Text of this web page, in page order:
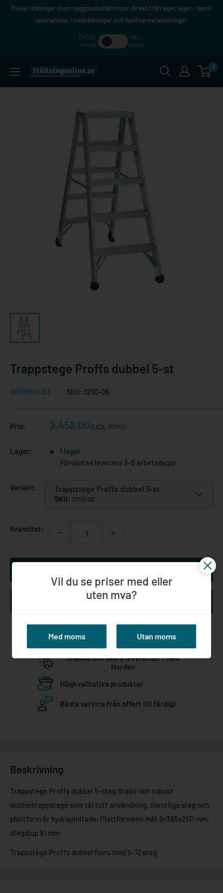
HoppaPaket lösningar inom byggnadsställningar direkt från eget lager - samt
specialister i rullställningar och hantverkarställningar
EKSKL.
MOMS
INKL.
MOMS
Ställningonline.se
0
Trappstege Proffs dubbel 5-st
SKEPPSHULT SKU: 3250-05
Pris: Reapris
2.458,00 (EKSL. MOMS)
Lager:
I lager
Förväntad leverans 3-6 arbetsdagar
Variant: Trappstege Proffs dubbel 5-st
SKU: 3250-05
Kvantitet:
Köp nu
Långvarig expertis inom ställningar
Snabba och säkra leveranser i hela
Norden
Högkvalitativa produkter
Bästa service från offert till färdigt
Beskrivning
Trappstege Proffs dubbel 5-steg Stabil och robust
dubbeltrappstege som tål tuff användning. Samtliga steg och
plattform är hydraulnitade. Plattformens måt är385x250 mm,
stegdjup 81 mm
Trappstege Proffs dubbel finns med 5-12 steg.
Vil du se priser med eller
uten mva?
Med moms Utan moms